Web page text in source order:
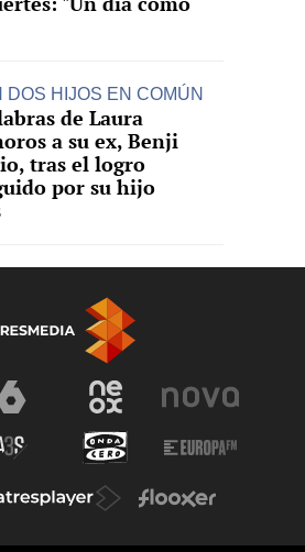
DOS HIJOS EN COMÚN
de Laura
a su ex, Benji
tras el logro
por su hijo